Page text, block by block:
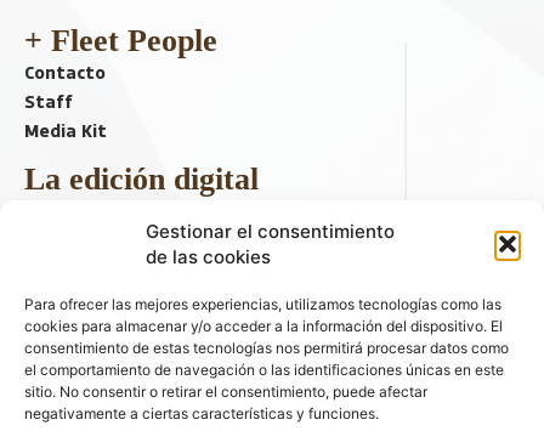
Gestionar el consentimiento
de las cookies
Para ofrecer las mejores experiencias, utilizamos tecnologías como las
cookies para almacenar y/o acceder a la información del dispositivo. El
consentimiento de estas tecnologías nos permitirá procesar datos como
el comportamiento de navegación o las identificaciones únicas en este
sitio. No consentir o retirar el consentimiento, puede afectar
negativamente a ciertas características y funciones.
+ Fleet People
Contacto
Staff
Media Kit
La edición digital
Descargar último ejemplar
ir a hemeroteca
+ Contenido en redes sociales